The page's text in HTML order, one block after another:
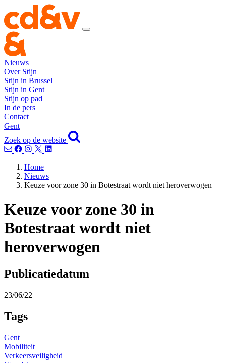
Nieuws
Over Stijn
Stijn in Brussel
Stijn in Gent
Stijn op pad
In de pers
Contact
Gent
Zoek op de website
Home
Nieuws
Keuze voor zone 30 in Botestraat wordt niet heroverwogen
Keuze voor zone 30 in
Botestraat wordt niet
heroverwogen
Publicatiedatum
23/06/22
Tags
Gent
Mobiliteit
Verkeersveiligheid